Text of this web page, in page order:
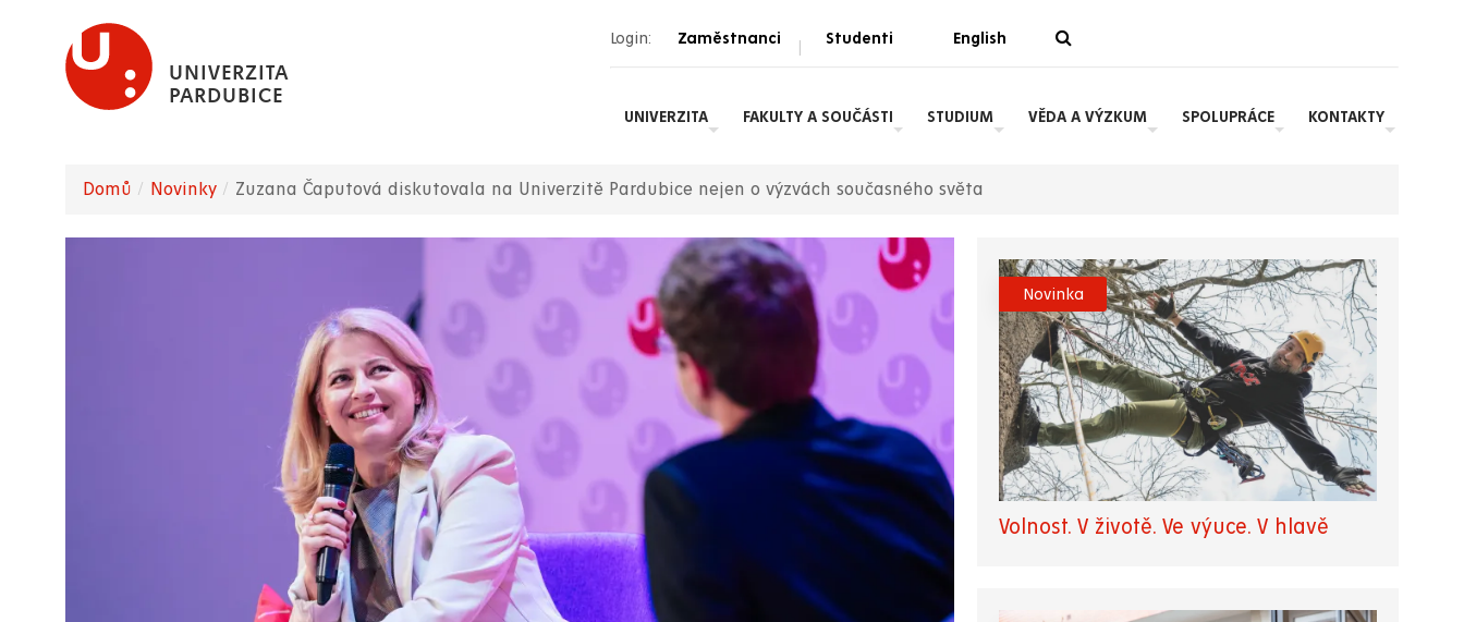
hlavnímu
UNIVERZITA
PARDUBICE
Login: Zaměstnanci | Studenti English
UNIVERZITA FAKULTY A SOUČÁSTI STUDIUM VĚDA A VÝZKUM SPOLUPRÁCE KONTAKTY
Domů Novinky Zuzana Čaputová diskutovala na Univerzitě Pardubice nejen o výzvách současného světa
Novinka
Volnost. V životě. Ve výuce. V hlavě